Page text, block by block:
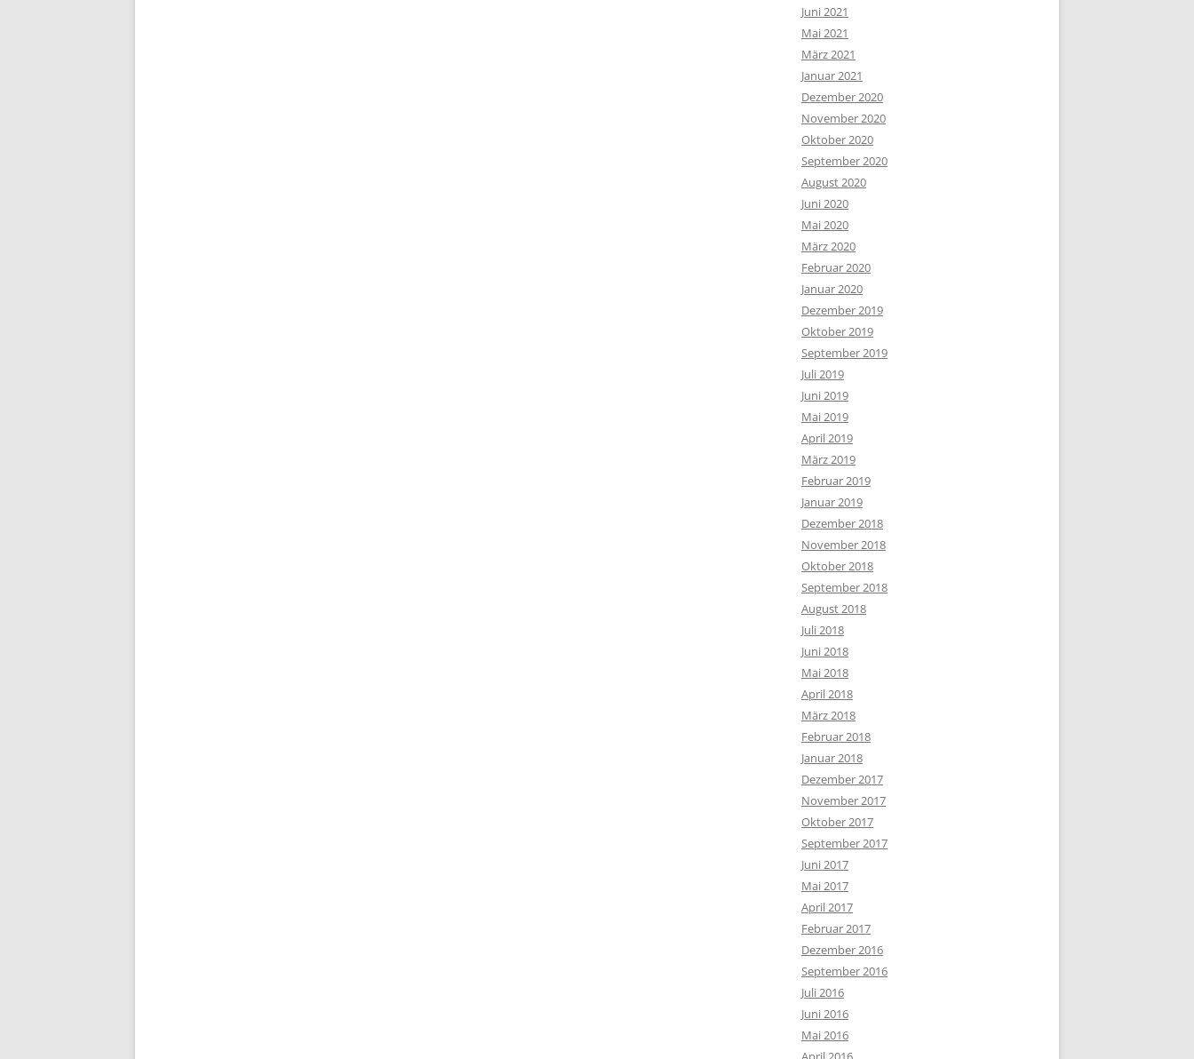
Juni 2021
Mai 2021
März 2021
Januar 2021
Dezember 2020
November 2020
Oktober 2020
September 2020
August 2020
Juni 2020
Mai 2020
März 2020
Februar 2020
Januar 2020
Dezember 2019
Oktober 2019
September 2019
Juli 2019
Juni 2019
Mai 2019
April 2019
März 2019
Februar 2019
Januar 2019
Dezember 2018
November 2018
Oktober 2018
September 2018
August 2018
Juli 2018
Juni 2018
Mai 2018
April 2018
März 2018
Februar 2018
Januar 2018
Dezember 2017
November 2017
Oktober 2017
September 2017
Juni 2017
Mai 2017
April 2017
Februar 2017
Dezember 2016
September 2016
Juli 2016
Juni 2016
Mai 2016